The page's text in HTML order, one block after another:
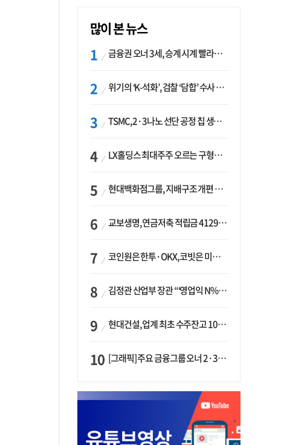
많이 본 뉴스
금융권 오너 3세, 승계 시계 빨라지나…한국투자 ‘속도’·미래에셋·메리츠는 ‘거리두기’
위기의 ‘K-석화’, 검찰 ‘담합’ 수사 착수…“LG·한화·롯데 등 7개 업체, 8개 제품 가격 담합”
TSMC, 2·3나노 선단 공정 칩 생산 가속화…삼성, 파운드리 확장 변수 맞나
LX홀딩스 최대주주 오르는 구형모 사장…계열사 실적 개선 ‘과제’
현대백화점그룹, 지배구조 개편 작업…지주사 행위제한 요건 해소
교보생명, 연금저축 적립금 4129억 증가 ‘1위’…KB라이프는 최대 감소율
코인원은 한투·OKX, 코빗은 미래에셋…중소 거래소 ‘금융 동맹’ 승부수
김정관 산업부 장관 “‘영업익 N% 성과급’ 지급 반대…주주·투자자 이익 반해”
현대건설, 업계 최초 수주잔고 100조 돌파…하반기 ‘원전’ 수주 드라이브
[그래픽] 주요 금융그룹 오너 2·3세 현황